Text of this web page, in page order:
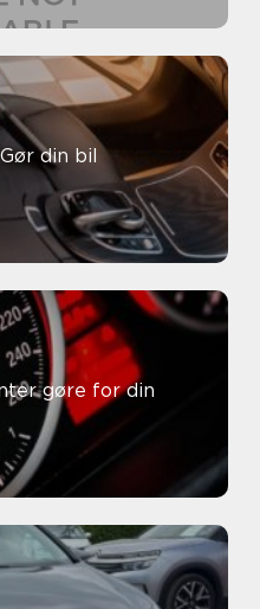
din bil
gøre for din